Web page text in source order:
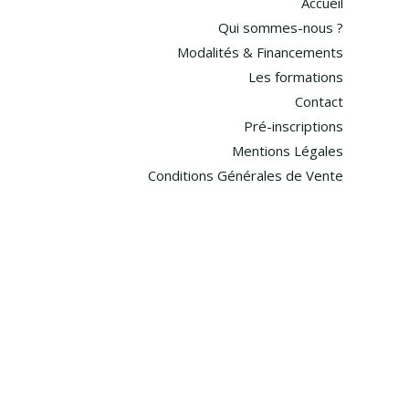
Qui sommes-nous ?
Modalités & Financements
Les formations
Contact
Pré-inscriptions
Mentions Légales
Conditions Générales de Vente